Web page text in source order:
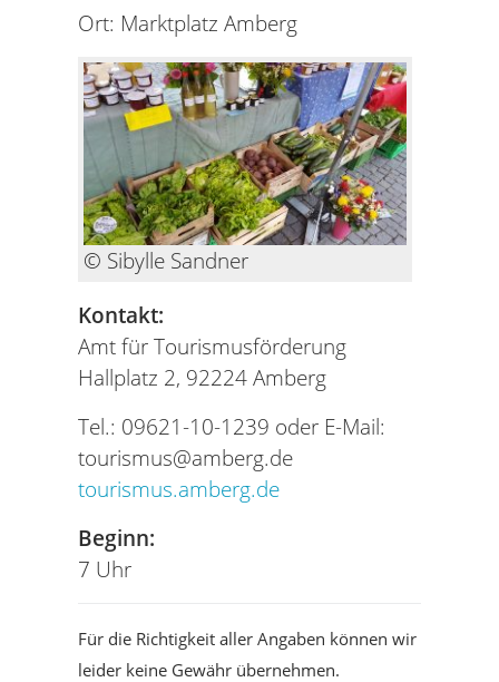
Ort: Marktplatz Amberg
© Sibylle Sandner
Kontakt:
Amt für Tourismusförderung
Hallplatz 2, 92224 Amberg
Tel.: 09621-10-1239 oder E-Mail:
tourismus@amberg.de
tourismus.amberg.de
Beginn:
7 Uhr
Für die Richtigkeit aller Angaben können wir
leider keine Gewähr übernehmen.